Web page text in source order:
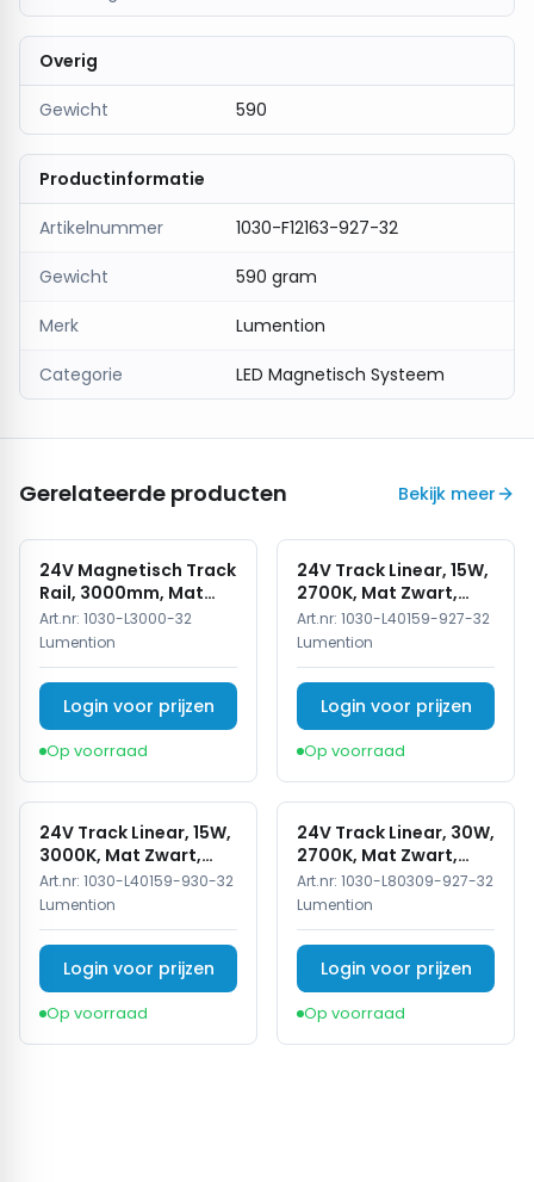
Overig
Gewicht 590
Productinformatie
Artikelnummer 1030-F12163-927-32
Gewicht 590 gram
Merk Lumention
Categorie LED Magnetisch Systeem
Gerelateerde producten Bekijk meer
24V Magnetisch Track
Rail, 3000mm, Mat
Zwart
Art.nr: 1030-L3000-32
Lumention
Login voor prijzen
Op voorraad
24V Track Linear, 15W,
2700K, Mat Zwart,
Dimbaar
Art.nr: 1030-L40159-927-32
Lumention
Login voor prijzen
Op voorraad
24V Track Linear, 15W,
3000K, Mat Zwart,
Dimbaar
Art.nr: 1030-L40159-930-32
Lumention
Login voor prijzen
Op voorraad
24V Track Linear, 30W,
2700K, Mat Zwart,
Dimbaar
Art.nr: 1030-L80309-927-32
Lumention
Login voor prijzen
Op voorraad